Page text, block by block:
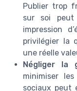
Publier trop
sur soi peut
impression
privilégier la
une réelle
Négliger la
minimiser
sociaux peut